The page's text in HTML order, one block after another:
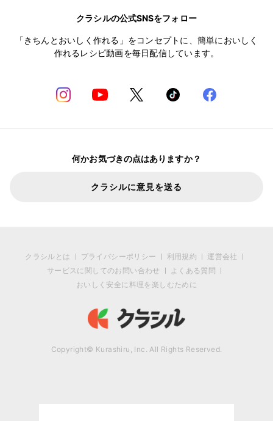
クラシルの公式SNSをフォロー
「きちんとおいしく作れる」をコンセプトに、簡単においしく
作れるレシピ動画を毎日配信しています。
何かお気づきの点はありますか？
クラシルに意見を送る
クラシルとは プライバシーポリシー 利用規約
運営会社
サービスに関してのお問い合わせ
よくある質問
おいしく安全に料理を楽しむために
Copyright© Kurashiru, Inc. All Rights Reserved.